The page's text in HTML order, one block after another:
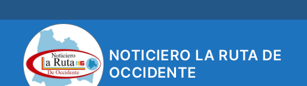
al
contenido
NOTICIERO LA RUTA DE
OCCIDENTE